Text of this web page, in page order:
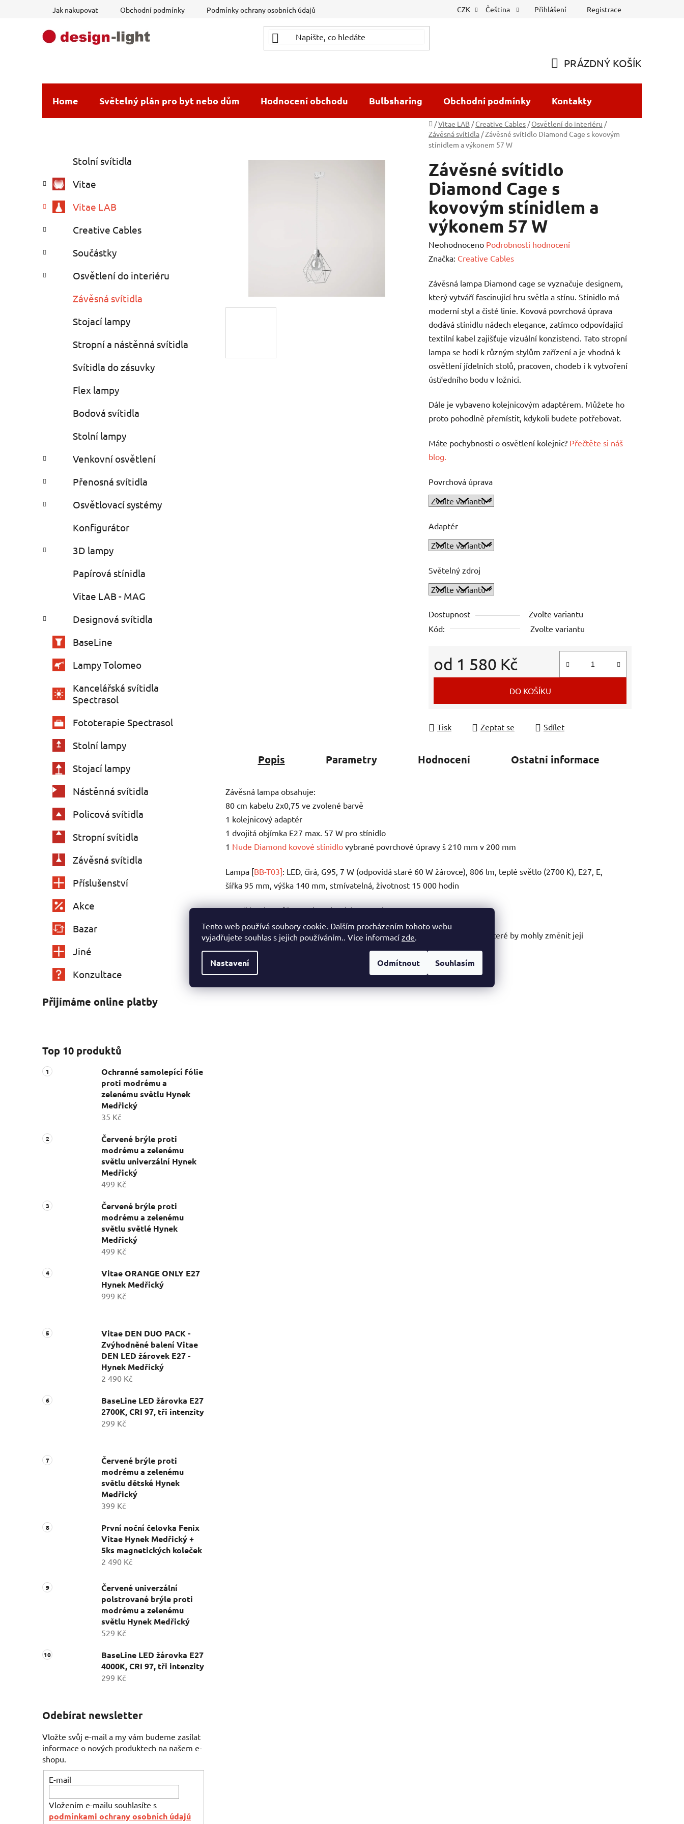
Tento web používá soubory cookie. Dalším procházením tohoto webu
vyjadřujete souhlas s jejich používáním.. Více informací zde
Nastavení Odmítnout Souhlasím
Jak nakupovat Obchodní podmínky Podmínky ochrany osobních údajů CZK Čeština Přihlášení Registrace
KOŠÍK
PRÁZDNÝ KOŠÍK
Home Světelný plán pro byt nebo dům Hodnocení obchodu Bulbsharing Obchodní podmínky Kontakty
Domů
/Vitae LAB / Creative Cables / Osvětlení do interiéru /
Závěsná svítidla /Závěsné svítidlo Diamond Cage s kovovým
stínidlem a výkonem 57 W
s
r
n
n
p
kategorie
e
o
i
Stolní svítidla
Vitae
Vitae LAB
Creative Cables
Součástky
Osvětlení do interiéru
Závěsná svítidla
Stojací lampy
Stropní a nástěnná svítidla
Svítidla do zásuvky
Flex lampy
Bodová svítidla
Stolní lampy
Venkovní osvětlení
Přenosná svítidla
Osvětlovací systémy
Konfigurátor
3D lampy
Papírová stínidla
Vitae LAB - MAG
Designová svítidla
BaseLine
Lampy Tolomeo
Kancelářská svítidla
Spectrasol
Fototerapie Spectrasol
Stolní lampy
Stojací lampy
Nástěnná svítidla
Policová svítidla
Stropní svítidla
Závěsná svítidla
Příslušenství
Akce
Bazar
Jiné
Konzultace
Přijímáme online platby
Top 10 produktů
Ochranné samolepící fólie
proti modrému a
zelenému světlu Hynek
Medřický
35 Kč
Červené brýle proti
modrému a zelenému
světlu univerzální Hynek
Medřický
499 Kč
Červené brýle proti
modrému a zelenému
světlu světlé Hynek
Medřický
499 Kč
Vitae ORANGE ONLY E27
Hynek Medřický
999 Kč
Vitae DEN DUO PACK -
Zvýhodněné balení Vitae
DEN LED žárovek E27 -
Hynek Medřický
2 490 Kč
BaseLine LED žárovka E27
2700K, CRI 97, tři intenzity
299 Kč
Červené brýle proti
modrému a zelenému
světlu dětské Hynek
Medřický
399 Kč
První noční čelovka Fenix
Vitae Hynek Medřický +
5ks magnetických koleček
2 490 Kč
Červené univerzální
polstrované brýle proti
modrému a zelenému
světlu Hynek Medřický
529 Kč
BaseLine LED žárovka E27
4000K, CRI 97, tři intenzity
299 Kč
Odebírat newsletter
Vložte svůj e-mail a my vám budeme zasílat
informace o nových produktech na našem e-
shopu.
E-mail
Vložením e-mailu souhlasíte s
podmínkami ochrany osobních údajů
Závěsné svítidlo
Diamond Cage s
kovovým stínidlem a
výkonem 57 W
Průměrné
hodnocení
je
0,0
z
5
hvězdiček.
Neohodnoceno Podrobnosti hodnocení
Značka: Creative Cables
Závěsná lampa Diamond cage se vyznačuje designem,
který vytváří fascinující hru světla a stínu. Stínidlo má
moderní styl a čisté linie. Kovová povrchová úprava
dodává stínidlu nádech elegance, zatímco odpovídající
textilní kabel zajišťuje vizuální konzistenci. Tato stropní
lampa se hodí k různým stylům zařízení a je vhodná k
osvětlení jídelních stolů, pracoven, chodeb i k vytvoření
ústředního bodu v ložnici.
Dále je vybaveno kolejnicovým adaptérem. Můžete ho
proto pohodlně přemístit, kdykoli budete potřebovat.
Máte pochybnosti o osvětlení kolejnic? Přečtěte si náš
blog.
Povrchová úprava
Adaptér
Světelný zdroj
Dostupnost
Zvolte variantu
Kód:
Zvolte variantu
od 1 580 Kč
Měrná cena:
DO KOŠÍKU
Tisk Zeptat se Sdílet
Popis Parametry Hodnocení Ostatní informace
Závěsná lampa obsahuje:
80 cm kabelu 2x0,75 ve zvolené barvě
1 kolejnicový adaptér
1 dvojitá objímka E27 max. 57 W pro stínidlo
1 Nude Diamond kovové stínidlo vybrané povrchové úpravy š 210 mm v 200 mm
Lampa [BB-T03]: LED, čirá, G95, 7 W (odpovídá staré 60 W žárovce), 806 lm, teplé světlo (2700 K), E27, E,
šířka 95 mm, výška 140 mm, stmívatelná, životnost 15 000 hodin
Tuto žárovku můžete zakoupit také ve verzirosette.
Doporučujeme čistit lampu hadříkem a nepoužívat chemické prostředky, které by mohly změnit její
povrch.